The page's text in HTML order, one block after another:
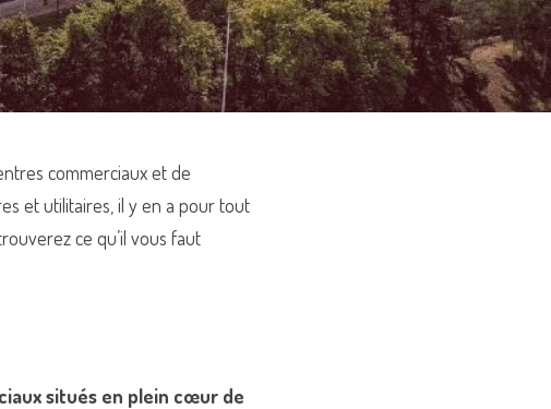
commerciaux et de
et utilitaires, il y en a pour tout
ce qu’il vous faut
situés en plein cœur de